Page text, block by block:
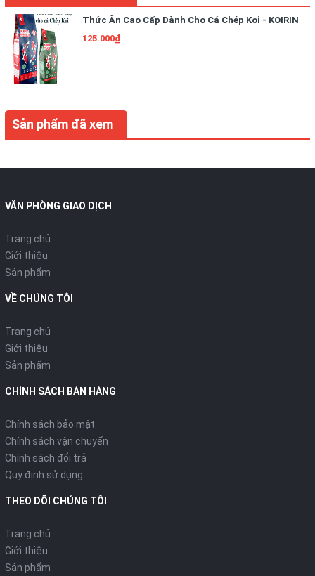
Thức Ăn Cao Cấp Dành Cho Cá Chép Koi - KOIRIN
125.000₫
Sản phẩm đã xem
VĂN PHÒNG GIAO DỊCH
Trang chủ
Giới thiệu
Sản phẩm
VỀ CHÚNG TÔI
Trang chủ
Giới thiệu
Sản phẩm
CHÍNH SÁCH BÁN HÀNG
Chính sách bảo mật
Chính sách vận chuyển
Chính sách đổi trả
Quy định sử dụng
THEO DÕI CHÚNG TÔI
Trang chủ
Giới thiệu
Sản phẩm